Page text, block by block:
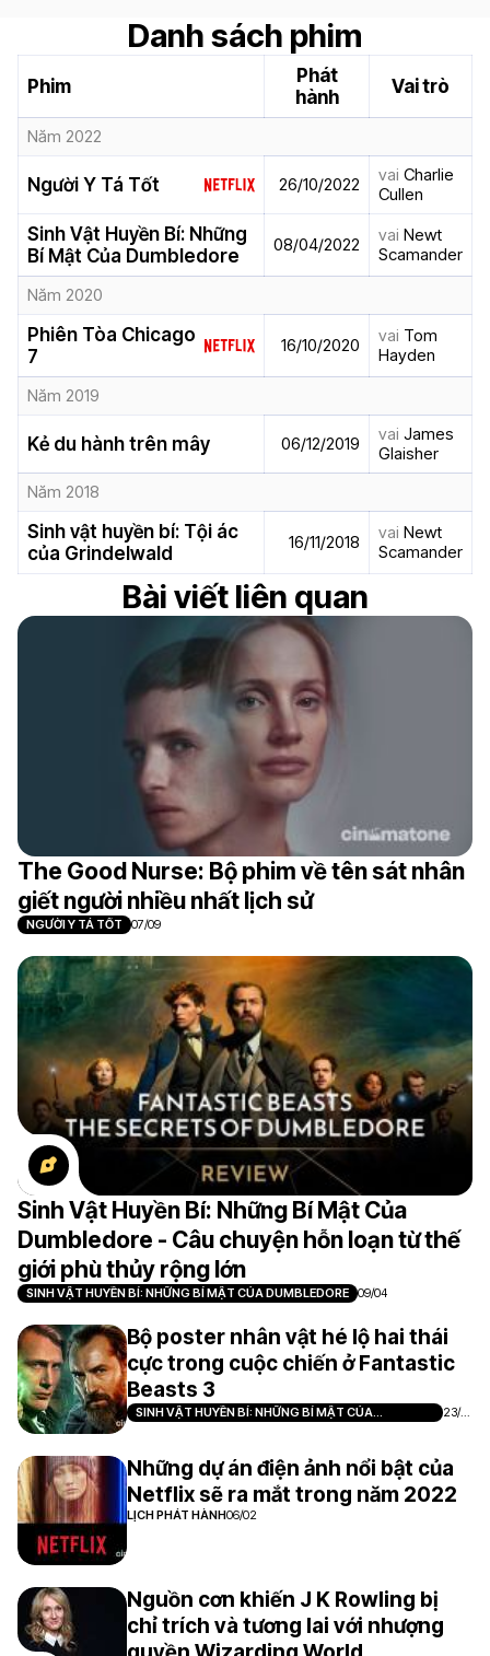
Danh sách phim
Phim
Phát
hành
Vai trò
Năm 2022
Người Y Tá Tốt 26/10/2022 vai Charlie
Cullen
Sinh Vật Huyền Bí: Những
Bí Mật Của Dumbledore
08/04/2022 vai Newt
Scamander
Năm 2020
Phiên Tòa Chicago
7
16/10/2020 vai Tom
Hayden
Năm 2019
Kẻ du hành trên mây 06/12/2019 vai James
Glaisher
Năm 2018
Sinh vật huyền bí: Tội ác
của Grindelwald
16/11/2018 vai Newt
Scamander
Bài viết liên quan
The Good Nurse: Bộ phim về tên sát nhân
giết người nhiều nhất lịch sử
NGƯỜI Y TÁ TỐT 07/09
Sinh Vật Huyền Bí: Những Bí Mật Của
Dumbledore - Câu chuyện hỗn loạn từ thế
giới phù thủy rộng lớn
SINH VẬT HUYỀN BÍ: NHỮNG BÍ MẬT CỦA DUMBLEDORE 09/04
Bộ poster nhân vật hé lộ hai thái
cực trong cuộc chiến ở Fantastic
Beasts 3
SINH VẬT HUYỀN BÍ: NHỮNG BÍ MẬT CỦA
DUMBLEDORE
23/0
Những dự án điện ảnh nổi bật của
Netflix sẽ ra mắt trong năm 2022
LỊCH PHÁT HÀNH06/02
Nguồn cơn khiến J K Rowling bị
chỉ trích và tương lai với nhượng